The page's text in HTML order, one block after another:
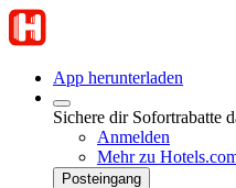
App herunterladen
Sichere dir Sofortrabatte
Anmelden
Mehr zu
Posteingang